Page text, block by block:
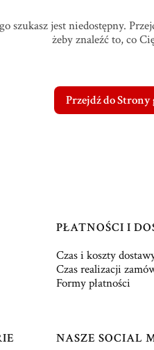
szukasz jest niedostępny.
żeby znaleźć to, co
Przejdź do Strony
PŁATNOŚCI I
Czas i koszty
Czas realizacji
Formy płatności
NASZE SOCIAL